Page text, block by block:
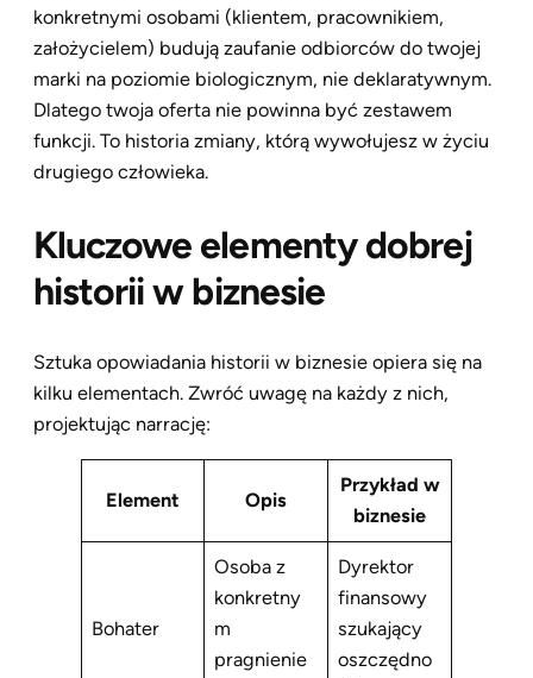
konkretnymi osobami (klientem, pracownikiem,
założycielem) budują zaufanie odbiorców do twojej
marki na poziomie biologicznym, nie deklaratywnym.
Dlatego twoja oferta nie powinna być zestawem
funkcji. To historia zmiany, którą wywołujesz w życiu
drugiego człowieka.
Kluczowe elementy dobrej
historii w biznesie
Sztuka opowiadania historii w biznesie opiera się na
kilku elementach. Zwróć uwagę na każdy z nich,
projektując narrację:
Element Opis
Przykład w
biznesie
Bohater
Osoba z
konkretny
m
pragnienie
Dyrektor
finansowy
szukający
oszczędno